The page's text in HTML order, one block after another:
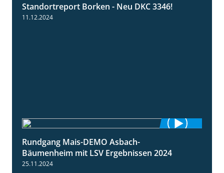
1:38
Standortreport Borken - Neu DKC 3346!
11.12.2024
Rundgang Mais-DEMO Asbach-
Bäumenheim mit LSV Ergebnissen 2024
25.11.2024